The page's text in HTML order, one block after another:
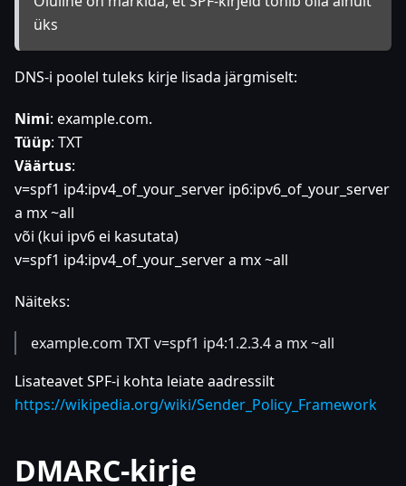
üks
DNS-i poolel tuleks kirje lisada järgmiselt:
Nimi: example.com.
Tüüp: TXT
Väärtus:
v=spf1 ip4:ipv4_of_your_server ip6:ipv6_of_your_server
a mx ~all
või (kui ipv6 ei kasutata)
v=spf1 ip4:ipv4_of_your_servera mx ~all
Näiteks:
example.com TXT v=spf1 ip4:1.2.3.4 a mx ~all
Lisateavet SPF-i kohta leiate aadressilt
https://wikipedia.org/wiki/Sender_Policy_Framework
DMARC-kirje